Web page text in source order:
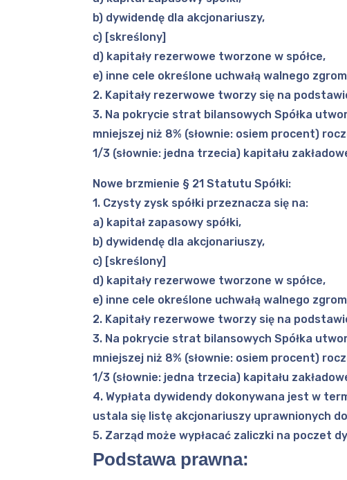
b) dywidendę dla akcjonariuszy,
c) [skreślony]
d) kapitały rezerwowe tworzone w spółce,
e) inne cele określone uchwałą walnego
2. Kapitały rezerwowe tworzy się na
3. Na pokrycie strat bilansowych Spółka
mniejszej niż 8% (słownie: osiem procent)
1/3 (słownie: jedna trzecia) kapitału
Nowe brzmienie § 21 Statutu Spółki:
1. Czysty zysk spółki przeznacza się na:
a) kapitał zapasowy spółki,
b) dywidendę dla akcjonariuszy,
c) [skreślony]
d) kapitały rezerwowe tworzone w spółce,
e) inne cele określone uchwałą walnego
2. Kapitały rezerwowe tworzy się na
3. Na pokrycie strat bilansowych Spółka
mniejszej niż 8% (słownie: osiem procent)
1/3 (słownie: jedna trzecia) kapitału
4. Wypłata dywidendy dokonywana jest w
ustala się listę akcjonariuszy uprawnionych
5. Zarząd może wypłacać zaliczki na poczet
Podstawa prawna: